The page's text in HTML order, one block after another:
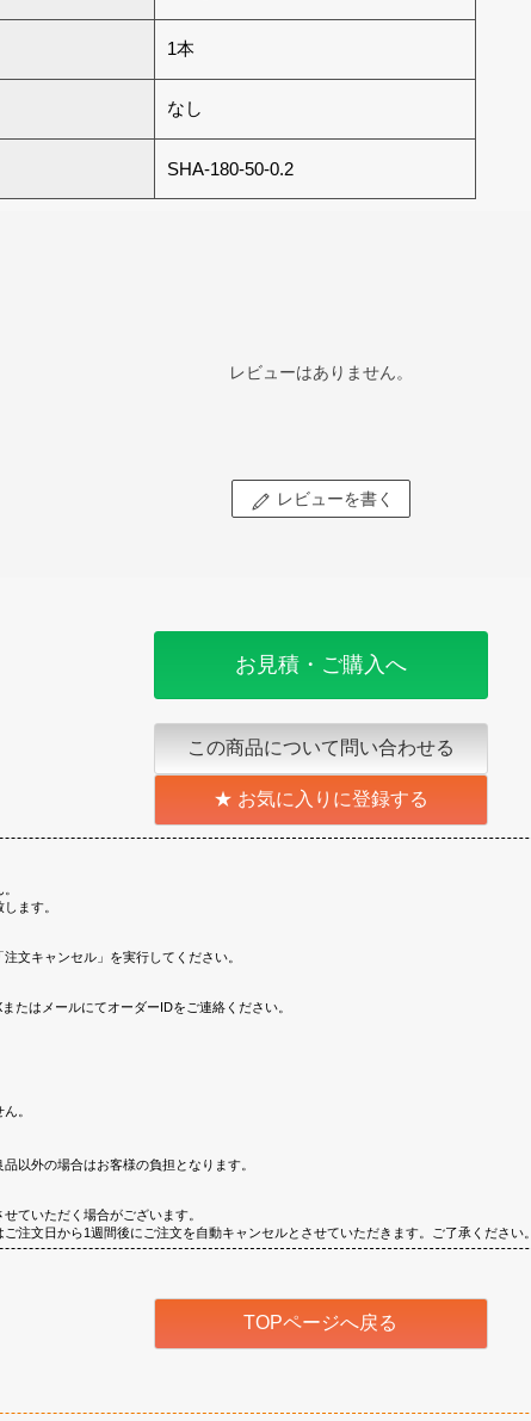
1本
なし
SHA-180-50-0.2
レビューはありません。
レビューを書く
お見積・ご購入へ
この商品について問い合わせる
お気に入りに登録する
ます。
文キャンセル」を実行してください。
たはメールにてオーダーIDをご連絡ください。
。
以外の場合はお客様の負担となります。
ていただく場合がございます。
注文日から1週間後にご注文を自動キャンセルとさせていただきます。ご了承ください。
TOPページへ戻る